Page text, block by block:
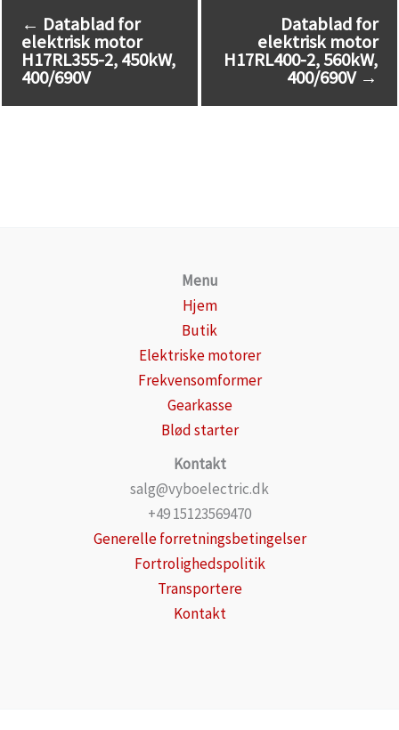
← Datablad for
elektrisk motor
H17RL355-2, 450kW,
400/690V
Datablad for
elektrisk motor
H17RL400-2, 560kW,
400/690V →
Menu
Hjem
Butik
Elektriske motorer
Frekvensomformer
Gearkasse
Blød starter
Kontakt
salg@vyboelectric.dk
+49 15123569470
Generelle forretningsbetingelser
Fortrolighedspolitik
Transportere
Kontakt